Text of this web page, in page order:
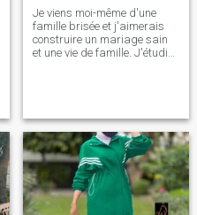
Je viens moi-même d'une
famille brisée et j'aimerais
construire un mariage sain
et une vie de famille. J'étudie
charge la plupart des tâches
féminines et à être un Maker
domestique. J'ai un large
éventail de loisirs et
d'intérêts et je suis ouvert
d'esprit sur les autres.